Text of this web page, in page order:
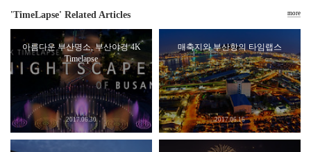
'TimeLapse' Related Articles
아름다운 부산명소, 부산야경 4K
Timelapse
2017.06.30
매축지와 부산항의 타임랩스
2017.06.16
more